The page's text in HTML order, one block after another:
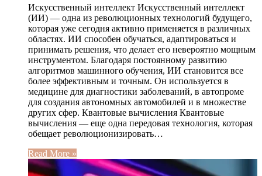
Искусственный интеллект Искусственный интеллект
(ИИ) — одна из революционных технологий будущего,
которая уже сегодня активно применяется в различных
областях. ИИ способен обучаться, адаптироваться и
принимать решения, что делает его невероятно мощным
инструментом. Благодаря постоянному развитию
алгоритмов машинного обучения, ИИ становится все
более эффективным и точным. Он используется в
медицине для диагностики заболеваний, в автопроме
для создания автономных автомобилей и в множестве
других сфер. Квантовые вычисления Квантовые
вычисления — еще одна передовая технология, которая
обещает революционизировать…
Read More »